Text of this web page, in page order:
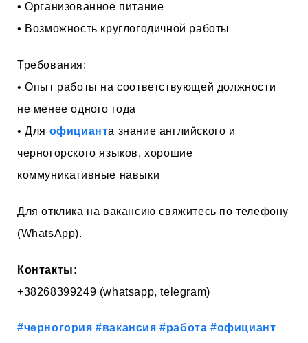
• Организованное питание
• Возможность круглогодичной работы
Требования:
• Опыт работы на соответствующей должности
не менее одного года
• Для официанта знание английского и
черногорского языков, хорошие
коммуникативные навыки
Для отклика на вакансию свяжитесь по телефону
(WhatsApp).
Контакты:
+38268399249 (whatsapp, telegram)
#черногория #вакансия #работа #официант